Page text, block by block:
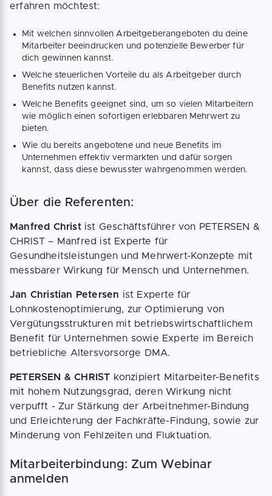
erfahren möchtest:
Mit welchen sinnvollen Arbeitgeberangeboten du deine
Mitarbeiter beeindrucken und potenzielle Bewerber für
dich gewinnen kannst.
Welche steuerlichen Vorteile du als Arbeitgeber durch
Benefits nutzen kannst.
Welche Benefits geeignet sind, um so vielen Mitarbeitern
wie möglich einen sofortigen erlebbaren Mehrwert zu
bieten.
Wie du bereits angebotene und neue Benefits im
Unternehmen effektiv vermarkten und dafür sorgen
kannst, dass diese bewusster wahrgenommen werden.
Über die Referenten:
Manfred Christist Geschäftsführer von PETERSEN &
CHRIST – Manfred ist Experte für
Gesundheitsleistungen und Mehrwert-Konzepte mit
messbarer Wirkung für Mensch und Unternehmen.
Jan Christian Petersen ist Experte für
Lohnkostenoptimierung, zur Optimierung von
Vergütungsstrukturen mit betriebswirtschaftlichem
Benefit für Unternehmen sowie Experte im Bereich
betriebliche Altersvorsorge DMA.
PETERSEN & CHRIST konzipiert Mitarbeiter-Benefits
mit hohem Nutzungsgrad, deren Wirkung nicht
verpufft - Zur Stärkung der Arbeitnehmer-Bindung
und Erleichterung der Fachkräfte-Findung, sowie zur
Minderung von Fehlzeiten und Fluktuation.
Mitarbeiterbindung: Zum Webinar
anmelden